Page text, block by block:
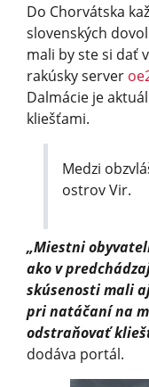
Do Chorvátska
slovenských
mali by ste si dať
rakúsky server
Dalmácie je
kliešťami.
Medzi
ostrov Vir.
„Miestni
ako v
skúsenosti mali
pri natáčaní na
odstraňovať
dodáva portál.